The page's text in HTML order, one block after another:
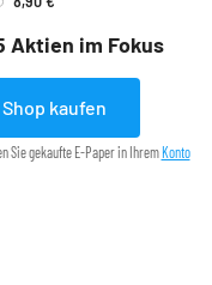
Aktien im Fokus
Shop kaufen
Sie gekaufte E-Paper in Ihrem Konto